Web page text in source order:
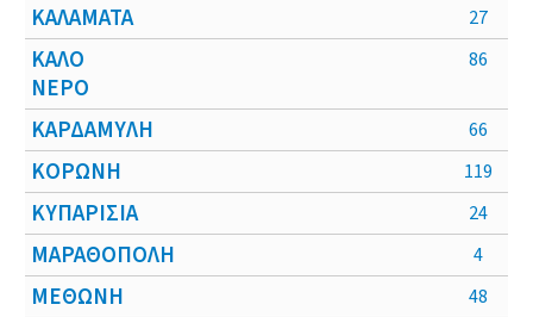
ΚΑΛΑΜΑΤΑ 27
ΚΑΛΟ
ΝΕΡΟ
86
ΚΑΡΔΑΜΥΛΗ 66
ΚΟΡΩΝΗ 119
ΚΥΠΑΡΙΣΙΑ 24
ΜΑΡΑΘΟΠΟΛΗ 4
ΜΕΘΩΝΗ 48